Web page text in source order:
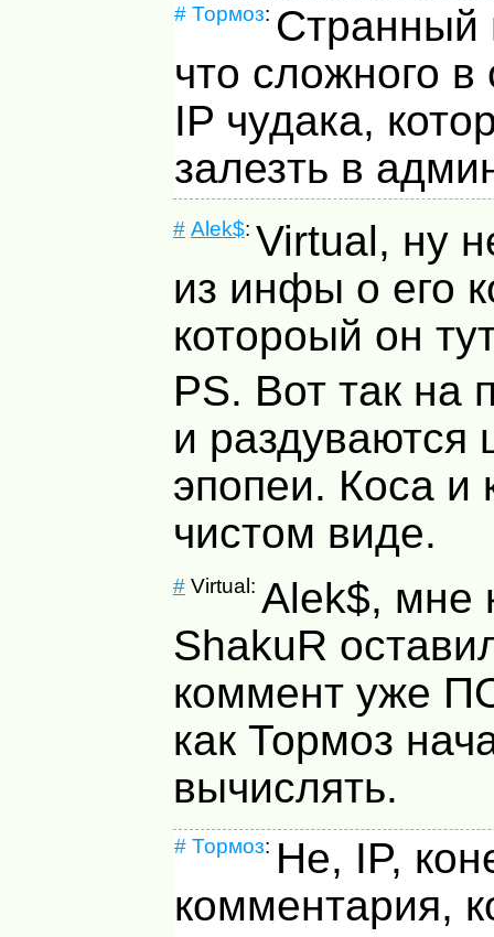
# Тормоз: Странный
что сложного
IP чудака,
залезть в
# Alek$: Virtual, ну
из инфы о его
котороый он
PS. Вот так на
и раздуваются
эпопеи. Коса и
чистом виде.
#Virtual: Alek$, мне
ShakuR
коммент уже
как Тормоз
вычислять.
# Тормоз: Не, IP,
комментария,